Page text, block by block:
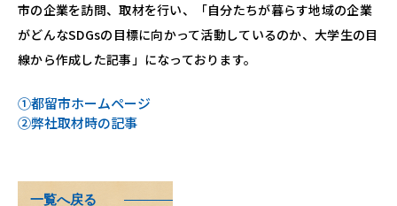
市の企業を訪問、取材を行い、「自分たちが暮らす地域の企業
がどんなSDGsの目標に向かって活動しているのか、大学生の目
線から作成した記事」になっております。
①都留市ホームページ
②弊社取材時の記事
一覧へ戻る